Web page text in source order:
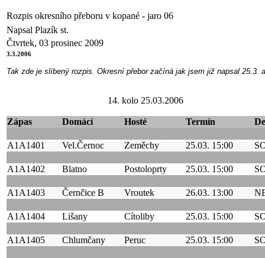
Rozpis okresního přeboru v kopané - jaro 06
Napsal Plazík st.
Čtvrtek, 03 prosinec 2009
3.3.2006
Tak zde je slíbený rozpis. Okresní přebor začíná jak jsem již napsal 25.3.
14. kolo 25.03.2006
Zápas Domácí Hosté Termín
A1A1401 Vel.Černoc Zeměchy 25.03. 15:00
A1A1402 Blatno Postoloprty 25.03. 15:00
A1A1403 Černčice B Vroutek 26.03. 13:00
A1A1404 Lišany Cítoliby 25.03. 15:00
A1A1405 Chlumčany Peruc 25.03. 15:00